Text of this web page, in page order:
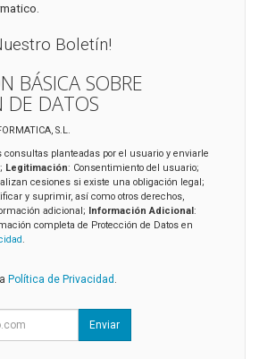
Boletín!
BÁSICA SOBRE
DE DATOS
S.L.
consultas planteadas por el usuario y enviarle
Legitimación: Consentimiento del usuario;
cesiones si existe una obligación legal;
y suprimir, así como otros derechos,
adicional;
Información Adicional :
completa de Protección de Datos en
.
Política de Privacidad
Enviar